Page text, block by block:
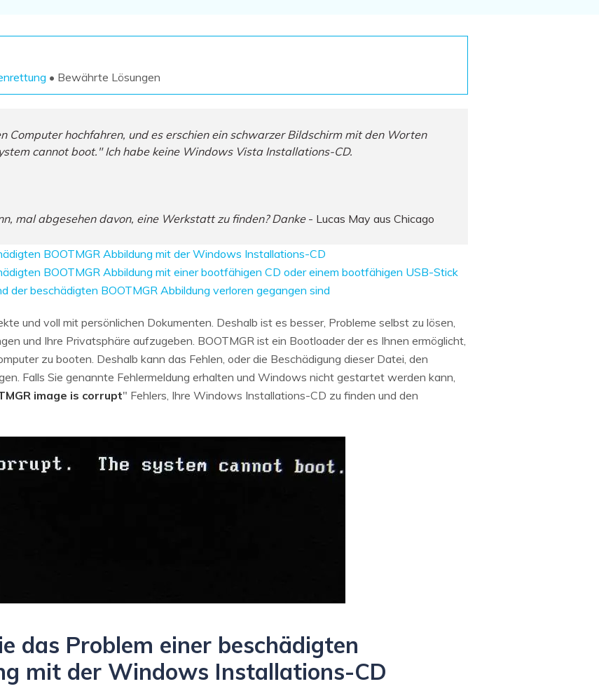
Email-
WiederherstellungWiederherstellung
Datenrettung
Neu
Werkseinstellung
• Bewährte Lösungen
Computer hochfahren, und es erschien ein schwarzer Bildschirm mit den Worten
cannot boot." Ich habe keine Windows Vista Installations-CD.
mal abgesehen davon, eine Werkstatt zu finden? Danke- Lucas May aus Chicago
BOOTMGR Abbildung mit der Windows Installations-CD
BOOTMGR Abbildung mit einer bootfähigen CD oder einem bootfähigen USB-Stick
der beschädigten BOOTMGR Abbildung verloren gegangen sind
und voll mit persönlichen Dokumenten. Deshalb ist es besser, Probleme selbst zu lösen,
und Ihre Privatsphäre aufzugeben. BOOTMGR ist ein Bootloader der es Ihnen ermöglicht,
zu booten. Deshalb kann das Fehlen, oder die Beschädigung dieser Datei, den
Falls Sie genannte Fehlermeldung erhalten und Windows nicht gestartet werden kann,
image is corrupt" Fehlers, Ihre Windows Installations-CD zu finden und den
das Problem einer beschädigten
mit der Windows Installations-CD